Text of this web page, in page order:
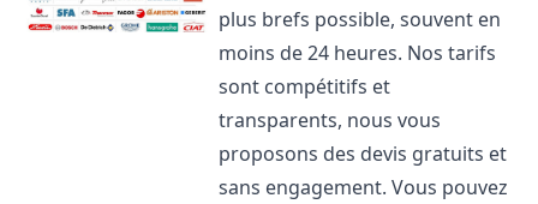
plus brefs possible, souvent en
moins de 24 heures. Nos tarifs
sont compétitifs et
transparents, nous vous
proposons des devis gratuits et
sans engagement. Vous pouvez